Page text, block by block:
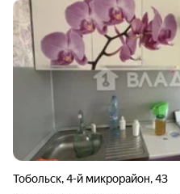
Тобольск,4-й микрорайон,43